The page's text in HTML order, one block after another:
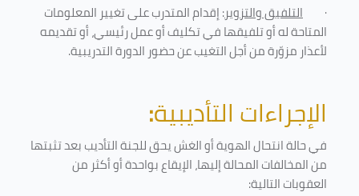
· التلفيق والتزوير: إقدام المتدرب على تغيير المعلومات
المتاحة له أو تلفيقها في تكليف أو عمل رئيسي، أو تقديمه
لأعذار مزوّرة من أجل التغيب عن حضور الدورة التدريبية.
الإجراءات التأديبية:
في حالة انتحال الهوية أو الغش يحق للجنة التأديب بعد تثبتها
من المخالفات المحالة إليها، الإيقاع بواحدة أو أكثر من
العقوبات التالية: